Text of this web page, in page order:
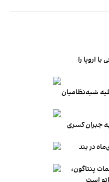
اروپا را
شبه‌نظامیان
جبران کسری
در بند
پنتاگون،